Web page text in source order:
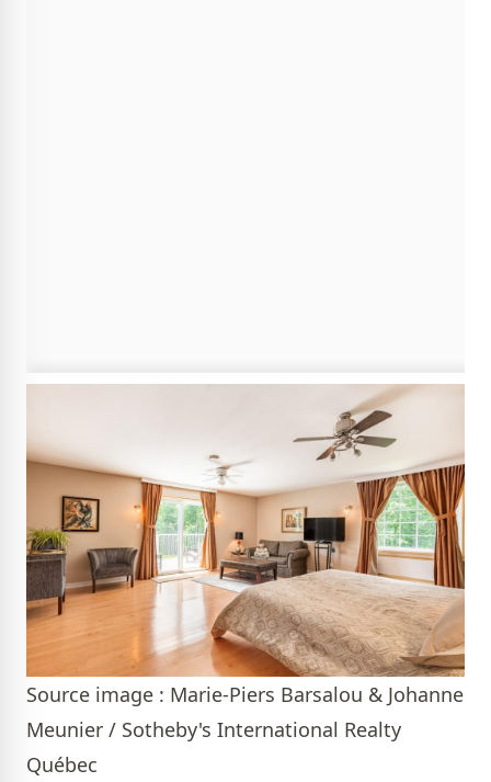
Source image : Marie-Piers Barsalou & Johanne
Meunier / Sotheby's International Realty
Québec